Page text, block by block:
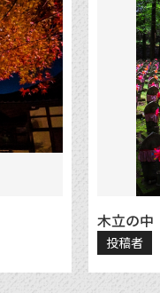
木立の中
投稿者